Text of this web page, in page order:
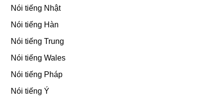
Nói tiếng Nhật
Nói tiếng Hàn
Nói tiếng Trung
Nói tiếng Wales
Nói tiếng Pháp
Nói tiếng Ý